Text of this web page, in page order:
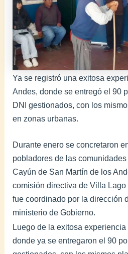
Ya se registró una exitosa
Andes, donde se entregó el 90
DNI gestionados, con los
en zonas urbanas.
Durante enero se concretaron
pobladores de las
Cayún de San Martín de los
comisión directiva de Villa
fue coordinado por la dirección
ministerio de Gobierno.
Luego de la exitosa
donde ya se entregaron el 90